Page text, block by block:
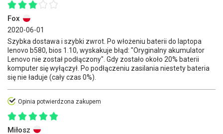
Fox
2020-06-01
Szybka dostawa i szybki zwrot. Po włożeniu baterii do laptopa
lenovo b580, bios 1.10, wyskakuje błąd: "Oryginalny akumulator
Lenovo nie został podłączony". Gdy zostało około 20% baterii
komputer się wyłączył. Po podłączeniu zasilania niestety bateria
się nie ładuje (cały czas 0%).
Opinia potwierdzona zakupem
Miłosz